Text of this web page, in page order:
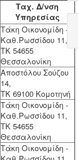
Ταχ. Δ/νση
Υπηρεσίας
Τάκη Οικονομίδη -
Καθ.Ρωσσίδου 11,
ΤΚ 54655
Θεσσαλονίκη
Αποστόλου Σούζου
14,
ΤΚ 69100 Κομοτηνή
Τάκη Οικονομίδη -
Καθ.Ρωσσίδου 11,
ΤΚ 54655
Θεσσαλονίκη
Τάκη Οικονομίδη -